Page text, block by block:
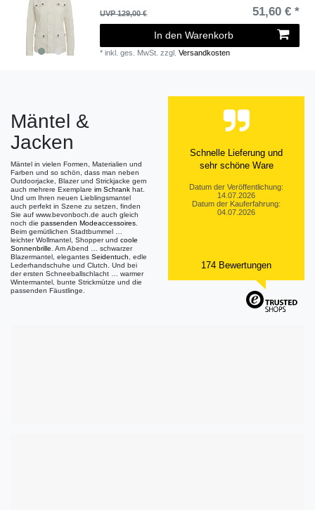
UVP 129,00 € 51,60 € *
In den Warenkorb
*inkl. ges. MwSt. zzgl.Versandkosten
Mäntel &
Jacken
Mäntel in vielen Formen, Materialien und
Farben und so schön, dass man neben
Outdoorjacke, Blazer und Strickjacke gern
auch mehrere Exemplare im Schrank hat.
Und um Ihren neuen Lieblingsmantel
auch perfekt in Szene zu setzen, finden
Sie auf www.bevonboch.de auch gleich
noch die passenden Modeaccessoires
Beim gemütlichen Stadtbummel …
leichter Wollmantel, Shopper und coole
Sonnenbrille . Am Abend … schwarzer
Blazermantel, elegantes Seidentuch , edle
Lederhandschuhe und Clutch. Und bei
der ersten Schneeballschlacht … warmer
Wintermantel, bunte Strickmütze und die
passenden Fäustlinge.
Schnelle Lieferung und
sehr schöne Ware
Datum der Veröffentlichung:
14.07.2026
Datum der Kauferfahrung:
04.07.2026
174 Bewertungen